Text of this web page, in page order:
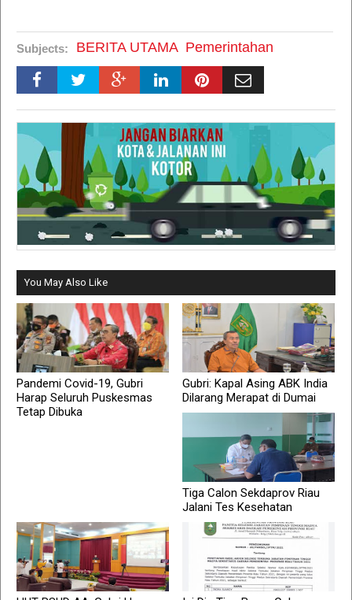
Subjects: BERITA UTAMA Pemerintahan
You May Also Like
Pandemi Covid-19, Gubri
Harap Seluruh Puskesmas
Tetap Dibuka
Gubri: Kapal Asing ABK India
Dilarang Merapat di Dumai
Tiga Calon Sekdaprov Riau
Jalani Tes Kesehatan